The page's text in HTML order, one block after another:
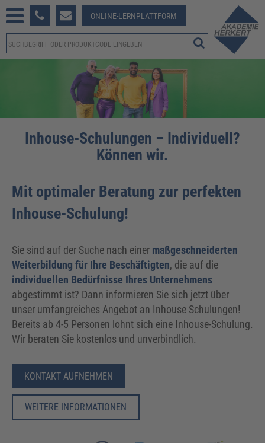
381-123 ONLINE-LERNPLATTFORM
Inhouse-Schulungen – Individuell?
Können wir.
Mit optimaler Beratung zur perfekten
Inhouse-Schulung!
Sie sind auf der Suche nach einer maßgeschneiderten
Weiterbildung für Ihre Beschäftigten, die auf die
individuellen Bedürfnisse Ihres Unternehmens
abgestimmt ist? Dann informieren Sie sich jetzt über
unser umfangreiches Angebot an Inhouse Schulungen!
Bereits ab 4-5 Personen lohnt sich eine Inhouse-Schulung.
Wir beraten Sie kostenlos und unverbindlich.
KONTAKT AUFNEHMEN
WEITERE INFORMATIONEN